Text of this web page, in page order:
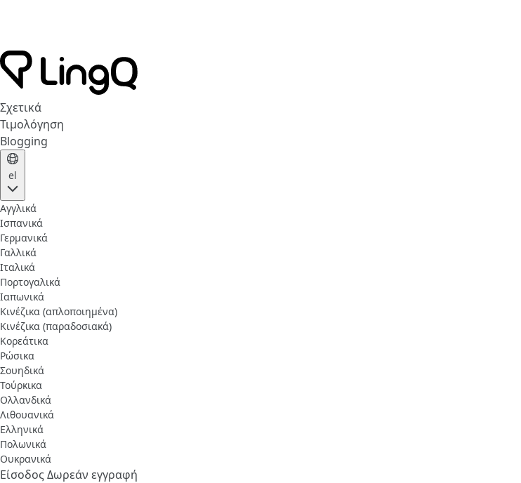
Σχετικά
Τιμολόγηση
Blogging
el
Αγγλικά
Ισπανικά
Γερμανικά
Γαλλικά
Ιταλικά
Πορτογαλικά
Ιαπωνικά
Κινέζικα (απλοποιημένα)
Κινέζικα (παραδοσιακά)
Κορεάτικα
Ρώσικα
Σουηδικά
Τούρκικα
Ολλανδικά
Λιθουανικά
Ελληνικά
Πολωνικά
Ουκρανικά
ΕίσοδοςΔωρεάν εγγραφή